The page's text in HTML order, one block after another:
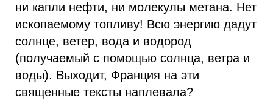
ни капли нефти, ни молекулы метана. Нет
ископаемому топливу! Всю энергию дадут
солнце, ветер, вода и водород
(получаемый с помощью солнца, ветра и
воды). Выходит, Франция на эти
священные тексты наплевала?